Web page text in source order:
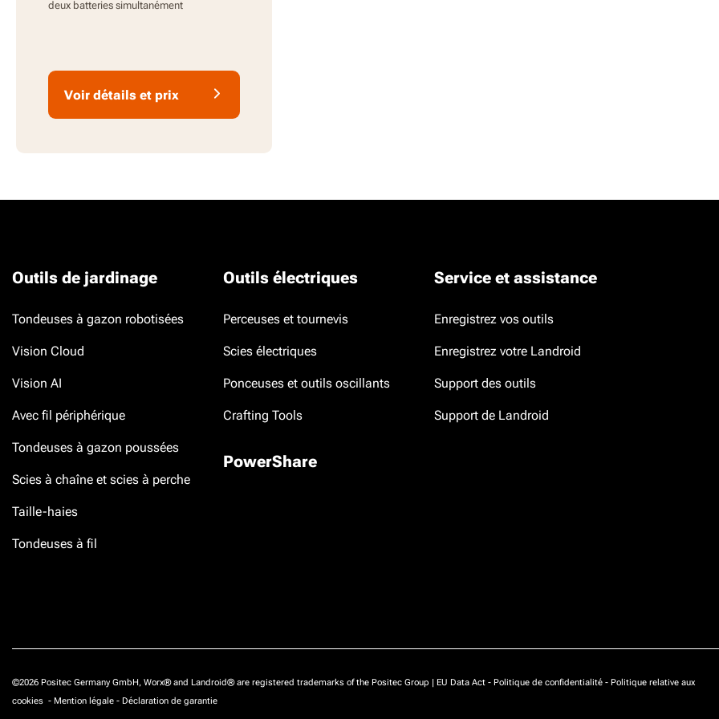
deux batteries simultanément
Voir détails et prix
Outils de jardinage
Tondeuses à gazon robotisées
Vision Cloud
Vision AI
Avec fil périphérique
Tondeuses à gazon poussées
Scies à chaîne et scies à perche
Taille-haies
Tondeuses à fil
Outils électriques
Perceuses et tournevis
Scies électriques
Ponceuses et outils oscillants
Crafting Tools
PowerShare
Service et assistance
Enregistrez vos outils
Enregistrez votre Landroid
Support des outils
Support de Landroid
©2026 Positec Germany GmbH, Worx® and Landroid® are registered trademarks of the Positec Group | EU Data Act - Politique de confidentialité - Politique relative aux
cookies - Mention légale - Déclaration de garantie